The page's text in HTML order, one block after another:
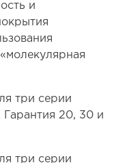
и
три серии
20, 30 и
три серии